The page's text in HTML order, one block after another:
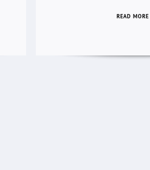
READ MORE